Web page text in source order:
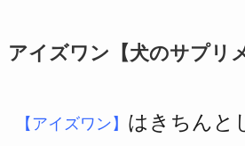
アイズワン【犬のサプリ
【アイズワン】 はきちんと